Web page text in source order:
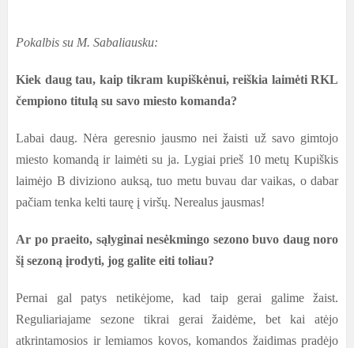
Pokalbis su M. Sabaliausku:
Kiek daug tau, kaip tikram kupiškėnui, reiškia laimėti RKL
čempiono titulą su savo miesto komanda?
Labai daug. Nėra geresnio jausmo nei žaisti už savo gimtojo
miesto komandą ir laimėti su ja. Lygiai prieš 10 metų Kupiškis
laimėjo B diviziono auksą, tuo metu buvau dar vaikas, o dabar
pačiam tenka kelti taurę į viršų. Nerealus jausmas!
Ar po praeito, sąlyginai nesėkmingo sezono buvo daug noro
šį sezoną įrodyti, jog galite eiti toliau?
Pernai gal patys netikėjome, kad taip gerai galime žaist.
Reguliariajame sezone tikrai gerai žaidėme, bet kai atėjo
atkrintamosios ir lemiamos kovos, komandos žaidimas pradėjo